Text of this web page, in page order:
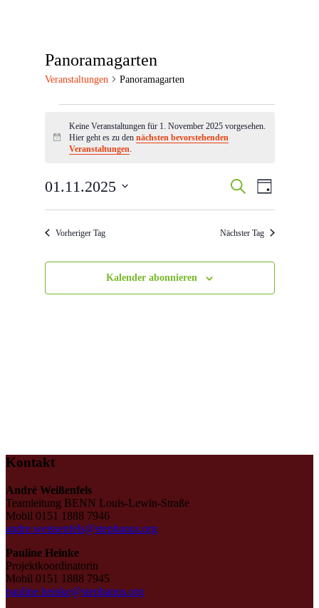
Panoramagarten
Veranstaltungen Panoramagarten
für
2025
Hinweis
Keine Veranstaltungen für 1. November 2025 vorgesehen.
Hier geht es zu den nächsten bevorstehenden
Veranstaltungen.
Ansichten,
Navigation
Suche
Tag
01.11.2025
Vorheriger Tag Nächster Tag
Kalender abonnieren
Kontakt
André Weißenfels
Teamleitung BENN Louis-Lewin-Straße
Mobil 0151 1888 7946
andre.weissenfels@stephanus.org
Pauline Heinke
Projektkoordinatorin
Mobil 0151 1888 7945
pauline.heinke@stephanus.org